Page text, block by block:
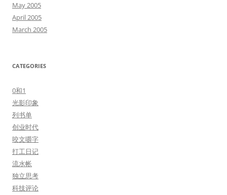
May 2005
April 2005
March 2005
CATEGORIES
0和1
光影印象
列书单
创业时代
咬文嚼字
打工日记
流水帐
独立思考
科技评论